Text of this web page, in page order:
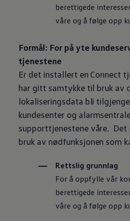
berettigede
våre og å følge opp
Formål: For på yte
tjenestene
Er det installert en Connect
har gitt samtykke til bruk av
lokaliseringsdata bli
kundesenter og
supporttjenestene våre. Det
bruk av nødfunksjonen som
Rettslig grunnlag
For å oppfylle vår
berettigede
våre og å følge opp